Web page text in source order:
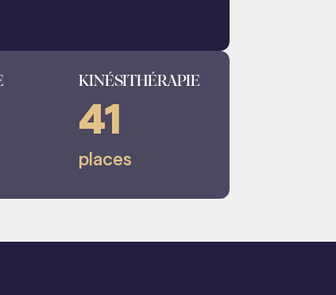
KINÉSITHÉRAPIE
41
places